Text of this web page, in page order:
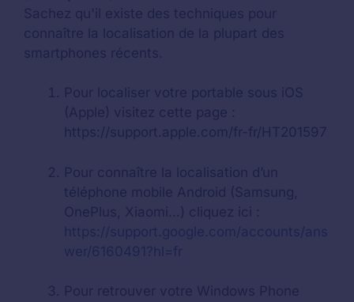
Sachez qu'il existe des techniques pour
connaître la localisation de la plupart des
smartphones récents.
Pour localiser votre portable sous iOS
(Apple) visitez cette page :
https://support.apple.com/fr-fr/HT201597
Pour connaître la localisation d’un
téléphone mobile Android (Samsung,
OnePlus, Xiaomi…) cliquez ici :
https://support.google.com/accounts/ans
wer/6160491?hl=fr
Pour retrouver votre Windows Phone